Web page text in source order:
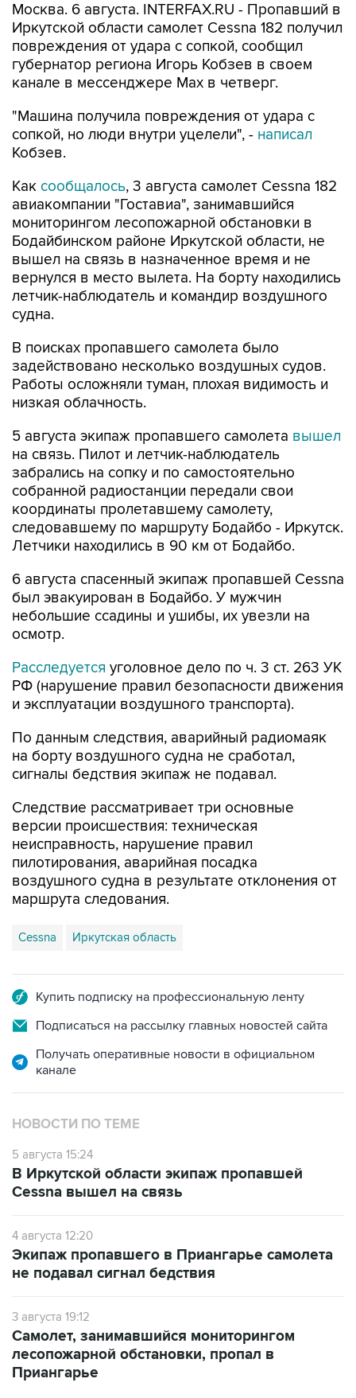
Москва. 6 августа. INTERFAX.RU - Пропавший в
Иркутской области самолет Cessna 182 получил
повреждения от удара с сопкой, сообщил
губернатор региона Игорь Кобзев в своем
канале в мессенджере Мах в четверг.
"Машина получила повреждения от удара с
сопкой, но люди внутри уцелели", - написал
Кобзев.
Как сообщалось, 3 августа самолет Cessna 182
авиакомпании "Гоставиа", занимавшийся
мониторингом лесопожарной обстановки в
Бодайбинском районе Иркутской области, не
вышел на связь в назначенное время и не
вернулся в место вылета. На борту находились
летчик-наблюдатель и командир воздушного
судна.
В поисках пропавшего самолета было
задействовано несколько воздушных судов.
Работы осложняли туман, плохая видимость и
низкая облачность.
5 августа экипаж пропавшего самолета вышел
на связь. Пилот и летчик-наблюдатель
забрались на сопку и по самостоятельно
собранной радиостанции передали свои
координаты пролетавшему самолету,
следовавшему по маршруту Бодайбо - Иркутск.
Летчики находились в 90 км от Бодайбо.
6 августа спасенный экипаж пропавшей Cessna
был эвакуирован в Бодайбо. У мужчин
небольшие ссадины и ушибы, их увезли на
осмотр.
Расследуется уголовное дело по ч. 3 ст. 263 УК
РФ (нарушение правил безопасности движения
и эксплуатации воздушного транспорта).
По данным следствия, аварийный радиомаяк
на борту воздушного судна не сработал,
сигналы бедствия экипаж не подавал.
Следствие рассматривает три основные
версии происшествия: техническая
неисправность, нарушение правил
пилотирования, аварийная посадка
воздушного судна в результате отклонения от
маршрута следования.
Cessna Иркутская область
Купить подписку на профессиональную ленту
Подписаться на рассылку главных новостей сайта
Получать оперативные новости в официальном
канале
НОВОСТИ ПО ТЕМЕ
5 августа 15:24
В Иркутской области экипаж пропавшей
Cessna вышел на связь
4 августа 12:20
Экипаж пропавшего в Приангарье самолета
не подавал сигнал бедствия
3 августа 19:12
Самолет, занимавшийся мониторингом
лесопожарной обстановки, пропал в
Приангарье